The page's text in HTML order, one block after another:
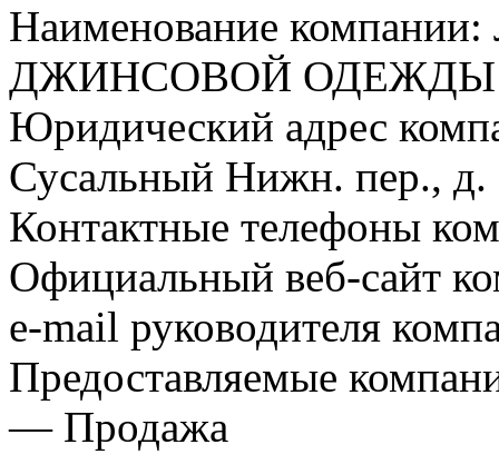
Наименование
ДЖИНСОВОЙ ОДЕЖДЫ
Юридический адрес
Сусальный Нижн. пер., д.
Контактные телефоны
Официальный веб-сайт
e-mail руководителя
Предоставляемые
— Продажа